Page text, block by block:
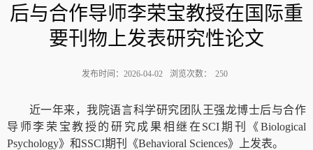
后与合作导师李荣宝教授在国际重
要刊物上发表研究性论文
发布时间：2026-04-02 浏览次数： 250
近一年来，我院语言科学研究团队王强龙博士后与合作
导师李荣宝教授的研究成果相继在 SCI期刊《Biological
Psychology》 和SSCI期刊《Behavioral Sciences》 上发表。